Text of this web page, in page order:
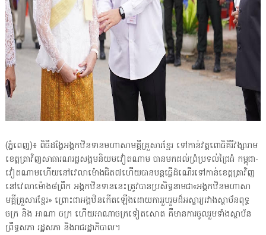
(ភ្នំពេញ)៖ ពិធីដង្ហែអង្គកឋិនទានមហាសាមគ្គីគ្រួសារខ្មែរ ទៅកាន់វត្តពោធិគិរីវង្សារាម
ខេត្តត្រាវិញសាធារណរដ្ឋសង្គមនិយមវៀតណាម បានមកដល់ព្រំប្រទល់ជ្រៃធំ កម្ពុជា-
វៀតណាមហើយនៅវេលាម៉ោងជិត៧ហើយបានបន្តធ្វើដំណើរទៅកាន់ខេត្តត្រាវិញ
នៅវេលាម៉ោង៨ព្រឹក អង្គកឋិនទាននេះត្រូវបានប្រសិទ្ធនាមជា«អង្គកឋិនមហាសា
មគ្គីគ្រួសារខ្មែរ» ព្រោះជាអង្គឋិនកើតឡើងដោយការរួបរួមដ៏អស្ចារ្យរវាងស្ថាប័នពុទ្ធ
ចក្រ និង អាណា ចក្រ ហើយអាណាចក្រទៀតសោត គឺមានការចូលរួមទាំងស្ថាប័ន
ព្រឹទ្ធសភា រដ្ឋសភា និងរាជរដ្ឋាភិបាល។